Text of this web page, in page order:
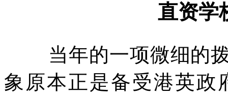
直资学
当年的一项微细的
象原本正是备受港英政